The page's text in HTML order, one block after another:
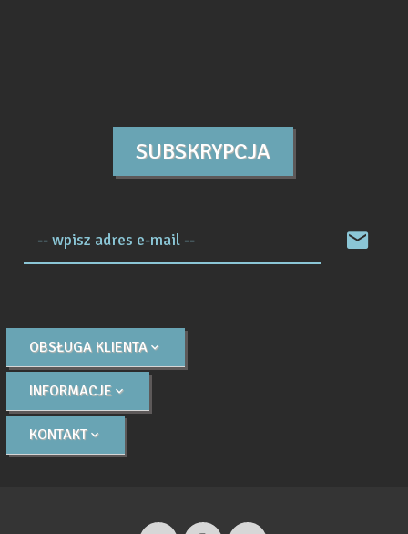
SUBSKRYPCJA
-- wpisz adres e-mail --
OBSŁUGA KLIENTA
INFORMACJE
KONTAKT